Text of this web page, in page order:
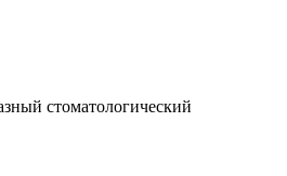
стоматологический